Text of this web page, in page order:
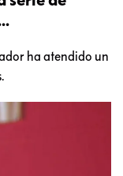
ha atendido un